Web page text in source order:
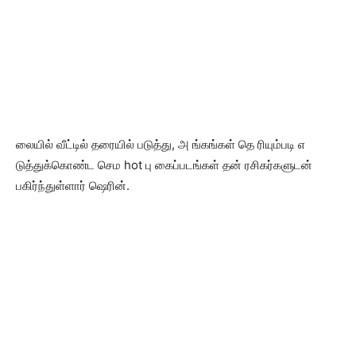
லையில் வீட்டில் தரையில் படுத்து, அ ங்கங்கள் தெ ரியும்படி எ
டுத்துக்கொண்ட செம hot பு கைப்படங்கள் தன் ரசிகர்களுடன்
பகிர்ந்துள்ளார் ஷெரின்.